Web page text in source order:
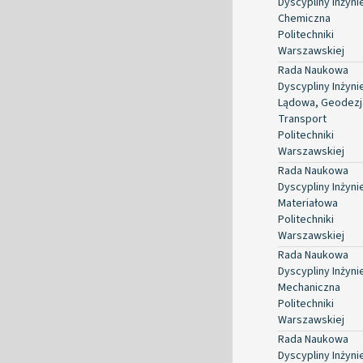
Chemiczna
Politechniki
Warszawskiej
Rada Naukowa
Dyscypliny
Lądowa,
Transport
Politechniki
Warszawskiej
Rada Naukowa
Dyscypliny
Materiałowa
Politechniki
Warszawskiej
Rada Naukowa
Dyscypliny
Mechaniczna
Politechniki
Warszawskiej
Rada Naukowa
Dyscypliny